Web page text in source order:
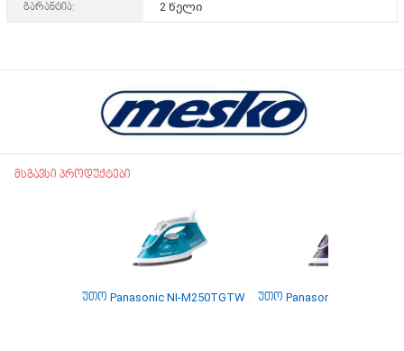
გარანტია: 2 წელი
მსგავსი პროდუქტები
უთო Panasonic NI-M250TGTW უთო Panasonic NI-